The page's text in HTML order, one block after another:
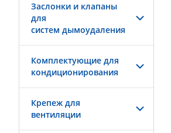
Заслонки и клапаны
для
систем дымоудаления
Комплектующие для
кондиционирования
Крепеж для
вентиляции